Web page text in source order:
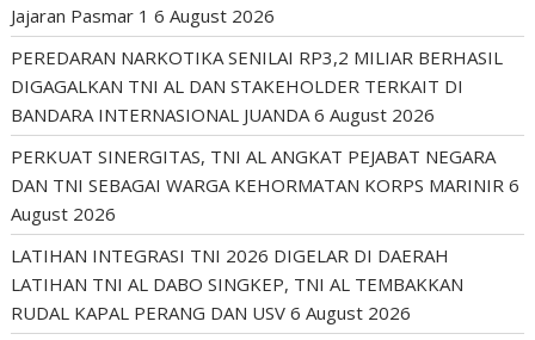
Jajaran Pasmar 1 6 August 2026
PEREDARAN NARKOTIKA SENILAI RP3,2 MILIAR BERHASIL
DIGAGALKAN TNI AL DAN STAKEHOLDER TERKAIT DI
BANDARA INTERNASIONAL JUANDA 6 August 2026
PERKUAT SINERGITAS, TNI AL ANGKAT PEJABAT NEGARA
DAN TNI SEBAGAI WARGA KEHORMATAN KORPS MARINIR 6
August 2026
LATIHAN INTEGRASI TNI 2026 DIGELAR DI DAERAH
LATIHAN TNI AL DABO SINGKEP, TNI AL TEMBAKKAN
RUDAL KAPAL PERANG DAN USV 6 August 2026